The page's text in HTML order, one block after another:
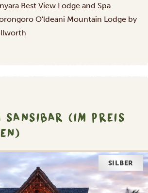
Best View Lodge and Spa
O'ldeani Mountain Lodge by
SANSIBAR (IM PREIS
GOLD